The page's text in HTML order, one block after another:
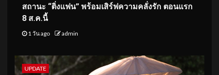
สถานะ “ติ่งแฟน” พร้อมเสิร์ฟความคลั่งรัก ตอนแรก
8 ส.ค.นี้
1 วัน ago admin
UPDATE